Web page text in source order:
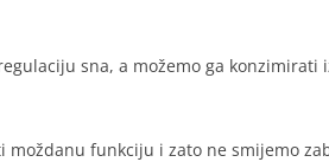
sna, a možemo ga konzimirati
funkciju i zato ne smijemo